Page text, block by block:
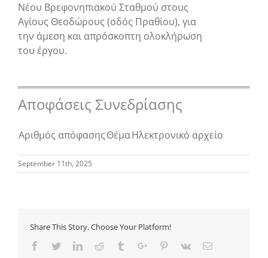
Νέου Βρεφονηπιακού Σταθμού στους
Αγίους Θεοδώρους (οδός Πραθίου), για
την άμεση και απρόσκοπτη ολοκλήρωση
του έργου.
Αποφάσεις Συνεδρίασης
Αριθμός απόφασηςΘέμαΗλεκτρονικό αρχείο
September 11th, 2025
Share This Story, Choose Your Platform!
Facebook
TwitterLinkedinReddit TumblrGoogle+Pinterest
Vk Email